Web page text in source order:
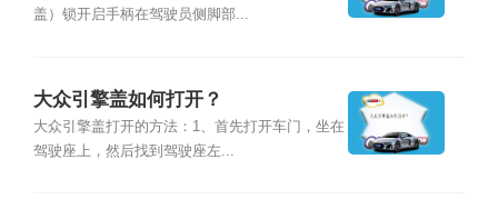
盖）锁开启手柄在驾驶员侧脚部...
大众引擎盖如何打开？
大众引擎盖打开的方法：1、首先打开车门，坐在
驾驶座上，然后找到驾驶座左...